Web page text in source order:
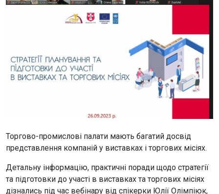
Торгово-промислові палати мають багатий досвід
представлення компаній у виставках і торгових місіях.
Детальну інформацію, практичні поради щодо стратегії
та підготовки до участі в виставках та торгових місіях
дізнались під час вебінару від спікерки Юлії Олімпіюк,